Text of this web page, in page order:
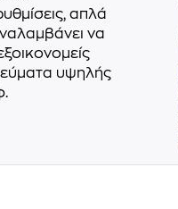
απλά
να
υψηλής